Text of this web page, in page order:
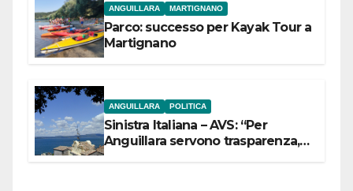
ANGUILLARA MARTIGNANO
Parco: successo per Kayak Tour a
Martignano
ANGUILLARA POLITICA
Sinistra Italiana – AVS: “Per
Anguillara servono trasparenza,